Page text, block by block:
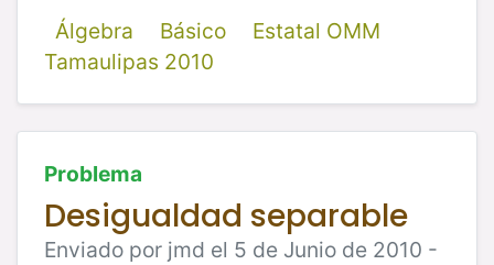
Álgebra
Básico
Estatal OMM
Tamaulipas 2010
Problema
Desigualdad separable
Enviado por jmd el 5 de Junio de 2010 -